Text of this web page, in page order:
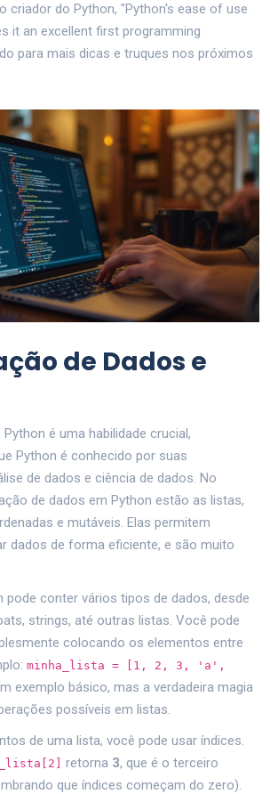
criador do Python, "Python's ease of use
it an excellent first programming
para mais dicas e truques nos próximos
de Dados e
é uma habilidade crucial,
Python é conhecido por suas
de dados e ciência de dados. No
de dados em Python estão as listas,
e mutáveis. Elas permitem
dados de forma eficiente, e são muito
pode conter vários tipos de dados, desde
strings, até outras listas. Você pode
colocando os elementos entre
minha_lista = [1, 2, 3, 'a',
exemplo básico, mas a verdadeira magia
possíveis em listas.
de uma lista, você pode usar índices.
retorna 3, que é o terceiro
que índices começam do zero).